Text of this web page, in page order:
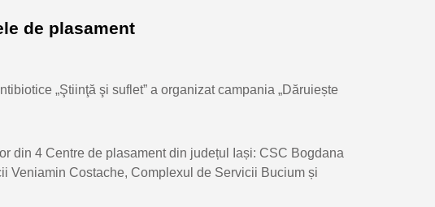
de plasament
„Ştiinţă şi suflet” a organizat campania „Dăruiește
din 4 Centre de plasament din județul Iași: CSC Bogdana
Veniamin Costache, Complexul de Servicii Bucium și